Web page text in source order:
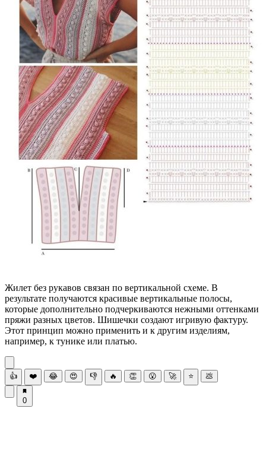
Жилет без рукавов связан по вертикальной схеме. В
результате получаются красивые вертикальные полосы,
которые дополнительно подчеркиваются нежными оттенками
пряжи разных цветов. Шишечки создают игривую фактуру.
Этот принцип можно применить и к другим изделиям,
например, к тунике или платью.
👍 ❤️ 😂 😍 👎 🔥 👏 😮 🚀 ⭐ 💩
0